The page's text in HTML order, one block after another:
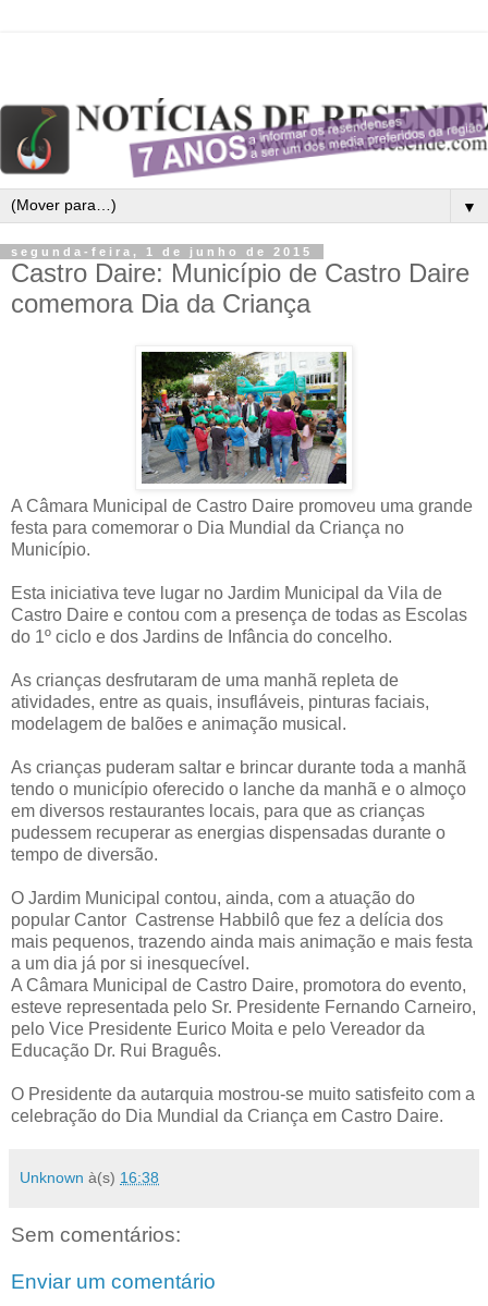
▼
segunda-feira, 1 de junho de 2015
Castro Daire: Município de Castro Daire
comemora Dia da Criança
A Câmara Municipal de Castro Daire promoveu uma grande
festa para comemorar o Dia Mundial da Criança no
Município.
Esta iniciativa teve lugar no Jardim Municipal da Vila de
Castro Daire e contou com a presença de todas as Escolas
do 1º ciclo e dos Jardins de Infância do concelho.
As crianças desfrutaram de uma manhã repleta de
atividades, entre as quais, insufláveis, pinturas faciais,
modelagem de balões e animação musical.
As crianças puderam saltar e brincar durante toda a manhã
tendo o município oferecido o lanche da manhã e o almoço
em diversos restaurantes locais, para que as crianças
pudessem recuperar as energias dispensadas durante o
tempo de diversão.
O Jardim Municipal contou, ainda, com a atuação do
popular Cantor Castrense Habbilô que fez a delícia dos
mais pequenos, trazendo ainda mais animação e mais festa
a um dia já por si inesquecível.
A Câmara Municipal de Castro Daire, promotora do evento,
esteve representada pelo Sr. Presidente Fernando Carneiro,
pelo Vice Presidente Eurico Moita e pelo Vereador da
Educação Dr. Rui Braguês.
O Presidente da autarquia mostrou-se muito satisfeito com a
celebração do Dia Mundial da Criança em Castro Daire.
Unknown à(s) 16:38
Sem comentários:
Enviar um comentário